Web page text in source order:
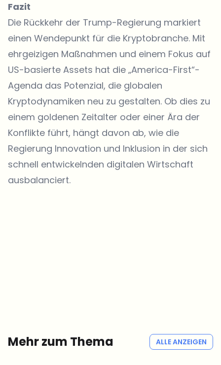
Fazit
Die Rückkehr der Trump-Regierung markiert
einen Wendepunkt für die Kryptobranche. Mit
ehrgeizigen Maßnahmen und einem Fokus auf
US-basierte Assets hat die „America-First“-
Agenda das Potenzial, die globalen
Kryptodynamiken neu zu gestalten. Ob dies zu
einem goldenen Zeitalter oder einer Ära der
Konflikte führt, hängt davon ab, wie die
Regierung Innovation und Inklusion in der sich
schnell entwickelnden digitalen Wirtschaft
ausbalanciert.
Mehr zum Thema ALLE ANZEIGEN